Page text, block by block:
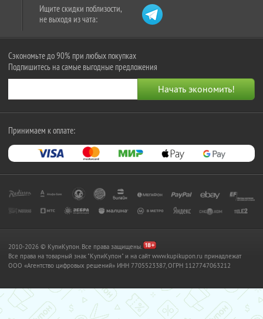
Ищите скидки поблизости,
не выходя из чата:
Сэкономьте до 90% при любых покупках
Подпишитесь на самые выгодные предложения
Принимаем к оплате:
2010-2026 © КупиКупон. Все права защищены.
Все права на товарный знак "КупиКупон" и на сайт www.kupikupon.ru принадлежат
OOO «Агентство цифровых решений» ИНН 7705523387, ОГРН 1127747063212